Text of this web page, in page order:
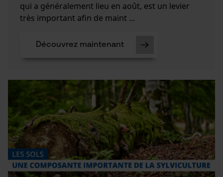
qui a généralement lieu en août, est un levier
très important afin de maint ...
Découvrez maintenant